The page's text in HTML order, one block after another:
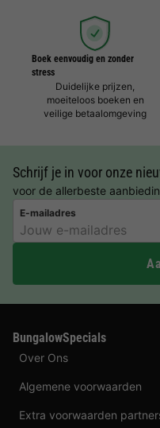
Boek eenvoudig en zonder
stress
Duidelijke prijzen,
moeiteloos boeken en
veilige betaalomgeving
Schrijf je in voor onze
voor de allerbeste
E-mailadres
BungalowSpecials
Over Ons
Algemene voorwaarden
Extra voorwaarden